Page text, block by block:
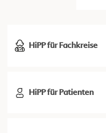
HiPP für Fachkreise
HiPP für Patienten